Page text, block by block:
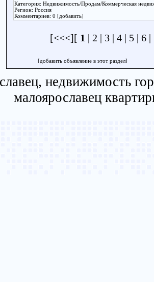
Категория: Недвижимость/Продам/Коммерческая
Регион: Россия
Комментариев: 0 [добавить]
[<<<][ 1 | 2 | 3 |4 | 5 |6 |
[добавить объявление в этот раздел]
недвижимость
малоярославец